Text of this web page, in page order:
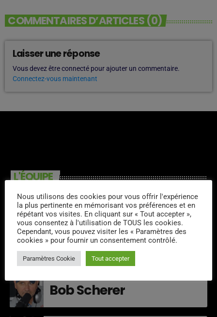
COMMENTAIRES D’ARTICLES (0)
Laisser une réponse
Vous devez être connecté pour ajouter un commentaire.
Connectez-vous maintenant
L'ÉQUIPE
Sergio
Fred
Bob Scherer
Nous utilisons des cookies pour vous offrir l'expérience
la plus pertinente en mémorisant vos préférences et en
répétant vos visites. En cliquant sur « Tout accepter »,
vous consentez à l'utilisation de TOUS les cookies.
Cependant, vous pouvez visiter les « Paramètres des
cookies » pour fournir un consentement contrôlé.
Paramètres Cookie Tout accepter